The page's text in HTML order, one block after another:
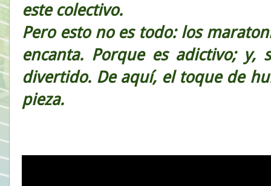
este colectivo.
Pero esto no es todo: los
encanta. Porque es adictivo;
divertido. De aquí, el toque de
pieza.